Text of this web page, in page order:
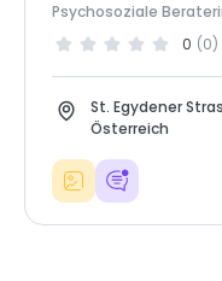
Psychosoziale
0 (0)
St. Egydener
Österreich